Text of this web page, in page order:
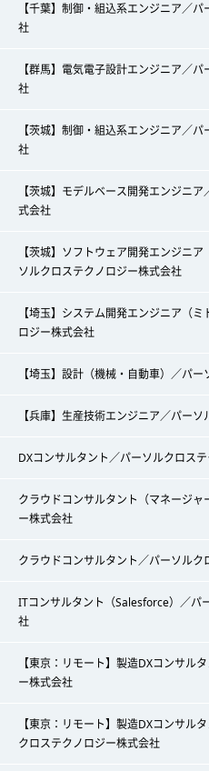
【千葉】制御・組込系エンジニア／
社
【群馬】電気電子設計エンジニア／
社
【茨城】制御・組込系エンジニア／
社
【茨城】モデルベース開発エンジニ
式会社
【茨城】ソフトウェア開発エンジニ
ソルクロステクノロジー株式会社
【埼玉】システム開発エンジニア（
ロジー株式会社
【埼玉】設計（機械・自動車）／パ
【兵庫】生産技術エンジニア／パー
DXコンサルタント／パーソルクロス
クラウドコンサルタント（マネージ
ー株式会社
クラウドコンサルタント／パーソル
ITコンサルタント（Salesforce）／パ
社
【東京：リモート】製造DXコンサル
ー株式会社
【東京：リモート】製造DXコンサル
クロステクノロジー株式会社